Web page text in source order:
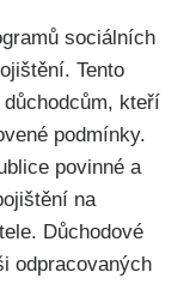
sociálních
Tento
kteří
podmínky.
povinné a
na
Důchodové
odpracovaných